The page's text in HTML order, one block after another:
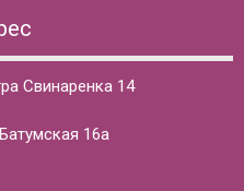
Свинаренка 14
16а